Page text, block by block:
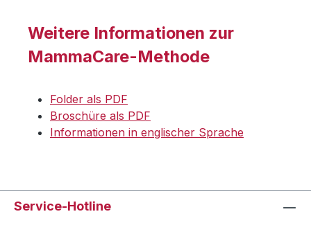
Weitere Informationen zur
MammaCare-Methode
Folder als PDF
Broschüre als PDF
Informationen in englischer Sprache
Service-Hotline